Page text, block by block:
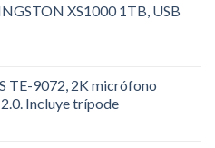
XS1000 1TB, USB
TE-9072, 2K micrófono
Incluye trípode